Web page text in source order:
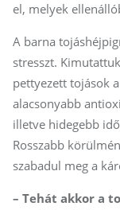
el, melyek
A barna
stresszt.
pettyezett tojások
alacsonyabb
illetve hidegebb
Rosszabb
szabadul meg a
– Tehát akkor a